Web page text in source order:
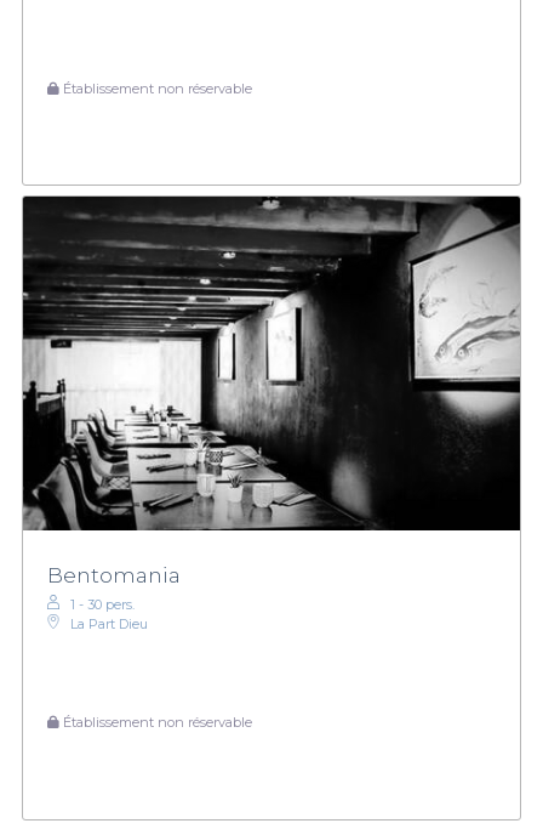
Établissement non réservable
Bentomania
1 - 30 pers.
La Part Dieu
Établissement non réservable